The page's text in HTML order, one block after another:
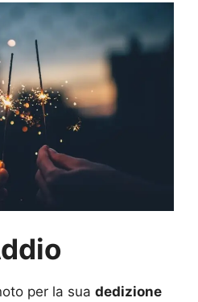
per la sua dedizione